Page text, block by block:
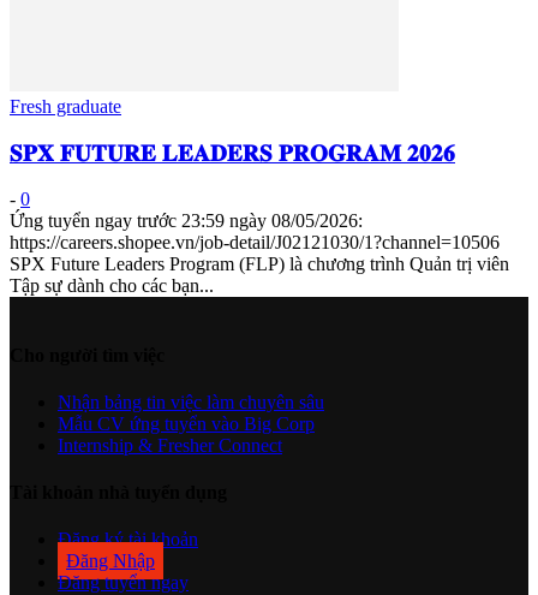
Fresh graduate
𝐒𝐏𝐗 𝐅𝐔𝐓𝐔𝐑𝐄 𝐋𝐄𝐀𝐃𝐄𝐑𝐒 𝐏𝐑𝐎𝐆𝐑𝐀𝐌 𝟐𝟎𝟐𝟔
- 0
Ứng tuyển ngay trước 23:59 ngày 08/05/2026:
https://careers.shopee.vn/job-detail/J02121030/1?channel=10506
SPX Future Leaders Program (FLP) là chương trình Quản trị viên
Tập sự dành cho các bạn...
Nhận bảng tin việc làm chuyên sâu
Mẫu CV ứng tuyển vào Big Corp
Internship & Fresher Connect
Đăng ký tài khoản
Đăng Nhập
Đăng tuyển ngay